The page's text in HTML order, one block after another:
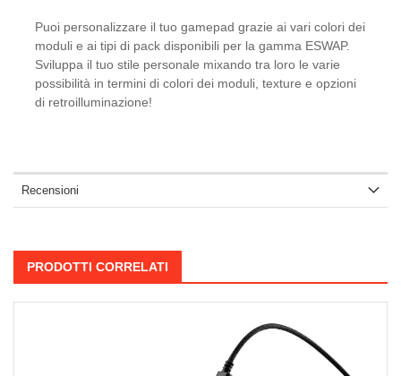
Puoi personalizzare il tuo gamepad grazie ai vari colori dei
moduli e ai tipi di pack disponibili per la gamma ESWAP.
Sviluppa il tuo stile personale mixando tra loro le varie
possibilità in termini di colori dei moduli, texture e opzioni
di retroilluminazione!
Recensioni
PRODOTTI CORRELATI